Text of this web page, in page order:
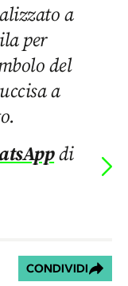
a
per
del
a
di
CONDIVIDI